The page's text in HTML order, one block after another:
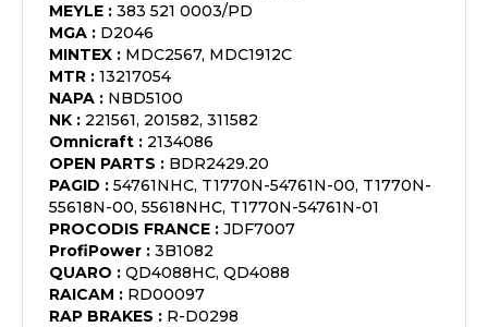
MEYLE : 383 521 0003/PD
MGA : D2046
MINTEX : MDC2567, MDC1912C
MTR : 13217054
NAPA : NBD5100
NK : 221561, 201582, 311582
Omnicraft : 2134086
OPEN PARTS : BDR2429.20
PAGID : 54761NHC, T1770N-54761N-00, T1770N-
55618N-00, 55618NHC, T1770N-54761N-01
PROCODIS FRANCE : JDF7007
ProfiPower : 3B1082
QUARO : QD4088HC, QD4088
RAICAM : RD00097
RAP BRAKES : R-D0298